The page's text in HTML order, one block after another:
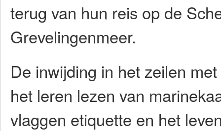
terug van hun reis op de
Grevelingenmeer.
De inwijding in het zeilen
het leren lezen van
vlaggen etiquette en het